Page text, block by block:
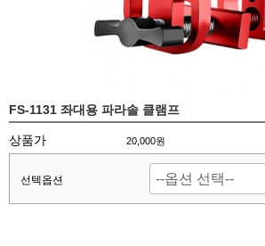
FS-1131 좌대용 파라솔 클램프
상품가 20,000원
선텍옵션